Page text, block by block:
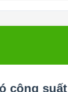
công suất